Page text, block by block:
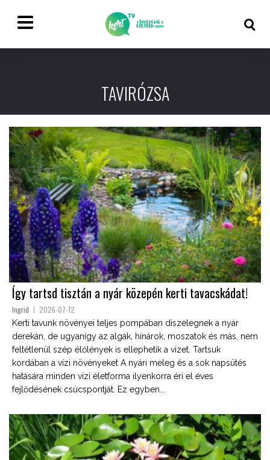
TAVIRÓZSA
Így tartsd tisztán a nyár közepén kerti tavacskádat!
Ingrid 2026-07-12
Kerti tavunk növényei teljes pompában díszelegnek a nyár
derekán, de ugyanígy az algák, hínárok, moszatok és más, nem
feltétlenül szép élőlények is ellephetik a vizet. Tartsuk
kordában a vízi növényeket A nyári meleg és a sok napsütés
hatására minden vízi életforma ilyenkorra éri el éves
fejlődésének csúcspontját. Ez egyben...